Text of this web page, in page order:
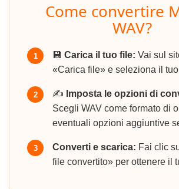
Come convertire
WAV?
1 💾 Carica il tuo file: Vai sul
«Carica file» e seleziona il
2 ✍️ Imposta le opzioni di
Scegli WAV come formato di
eventuali opzioni aggiuntive
3 Converti e scarica: Fai clic
file convertito» per ottenere il